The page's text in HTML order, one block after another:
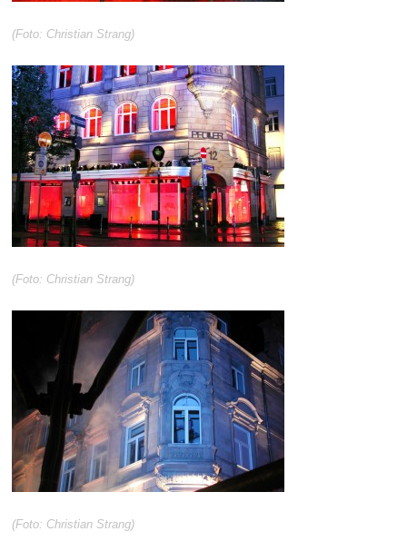
(Foto: Christian Strang)
(Foto: Christian Strang)
(Foto: Christian Strang)